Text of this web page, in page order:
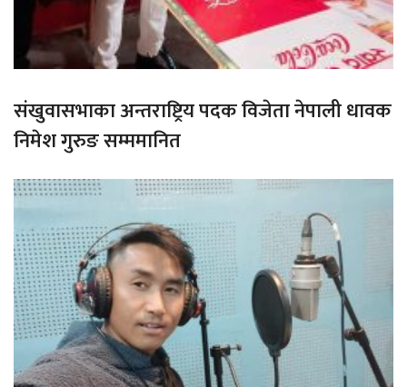
संखुवासभाका अन्तराष्ट्रिय पदक विजेता नेपाली धावक
निमेश गुरुङ सम्ममानित